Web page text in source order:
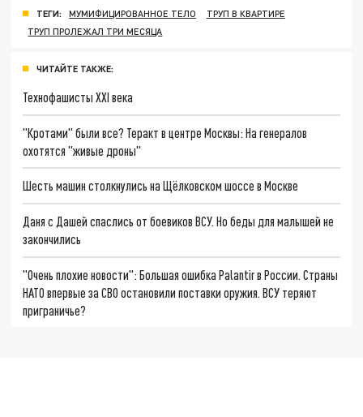
ТЕГИ: МУМИФИЦИРОВАННОЕ ТЕЛО
ТРУП В КВАРТИРЕ
ТРУП ПРОЛЕЖАЛ ТРИ МЕСЯЦА
ЧИТАЙТЕ ТАКЖЕ:
Технофашисты XXI века
"Кротами" были все? Теракт в центре Москвы: На генералов
охотятся "живые дроны"
Шесть машин столкнулись на Щёлковском шоссе в Москве
Даня с Дашей спаслись от боевиков ВСУ. Но беды для малышей не
закончились
"Очень плохие новости": Большая ошибка Palantir в России. Страны
НАТО впервые за СВО остановили поставки оружия. ВСУ теряют
приграничье?